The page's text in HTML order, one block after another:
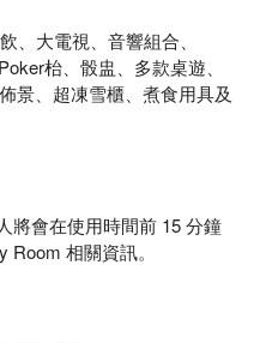
、大電視、音響組合、
枱、骰盅、多款桌遊、
景、超凍雪櫃、煮食用具及
將會在使用時間前 15 分鐘
相關資訊。